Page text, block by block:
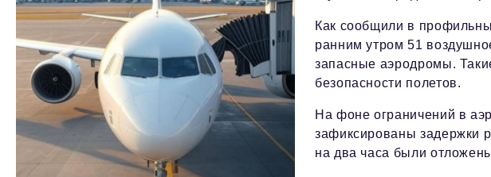
Как сообщили в
ранним утром 51
запасные аэродромы.
безопасности полетов.
На фоне ограничений в
зафиксированы задержки
на два часа были